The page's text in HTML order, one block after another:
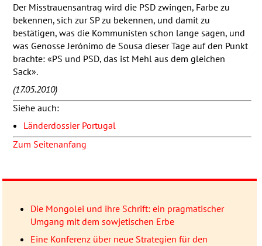
Der Misstrauensantrag wird die PSDzwingen, Farbe zu
bekennen, sich zur SP zu bekennen, und damit zu
bestätigen, was die Kommunisten schon lange sagen, und
was Genosse Jerónimo de Sousa dieser Tage auf den Punkt
brachte: «PS und PSD, das ist Mehl aus dem gleichen
Sack».
(17.05.2010)
Siehe auch:
Länderdossier Portugal
Zum Seitenanfang
Die Mongolei und ihre Schrift: ein pragmatischer
Umgang mit dem sowjetischen Erbe
Eine Konferenz über neue Strategien für den